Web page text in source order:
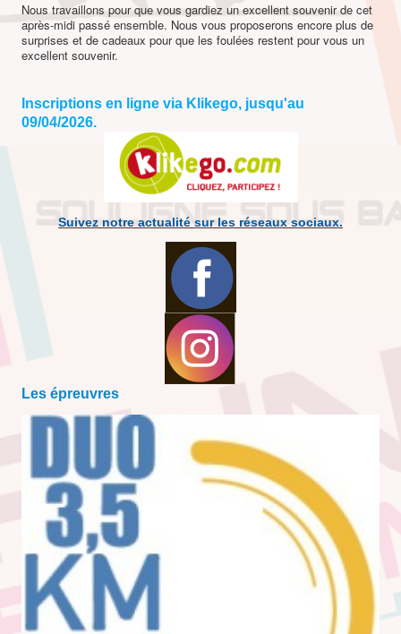
Nous travaillons pour que vous gardiez un excellent souvenir de cet
après-midi passé ensemble. Nous vous proposerons encore plus de
surprises et de cadeaux pour que les foulées restent pour vous un
excellent souvenir.
Inscriptions en ligne via Klikego, jusqu'au
09/04/2026.
Suivez notre actualité sur les réseaux sociaux.
Les épreuvres